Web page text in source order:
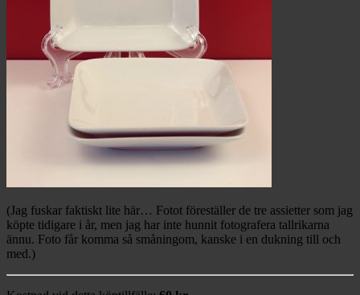
(Jag fuskar faktiskt lite här… Fotot föreställer de tre assietter som jag
köpte tidigare i år, men jag har inte hunnit fotografera tallrikarna
ännu. Foto får komma så småningom, kanske i en dukning till och
med.)